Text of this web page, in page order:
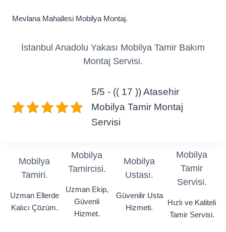
Mevlana Mahallesi Mobilya Montaj.
İstanbul Anadolu Yakası Mobilya Tamir Bakım
Montaj Servisi.
5/5 - (( 17 )) Atasehir
Mobilya Tamir Montaj
Servisi
Mobilya
Tamiri.
Uzman Ellerde
Kalıcı Çözüm.
Mobilya
Tamircisi.
Uzman Ekip,
Güvenli
Hizmet.
Mobilya
Ustası.
Güvenilir Usta
Hizmeti.
Mobilya
Tamir
Servisi.
Hızlı ve Kaliteli
Tamir Servisi.